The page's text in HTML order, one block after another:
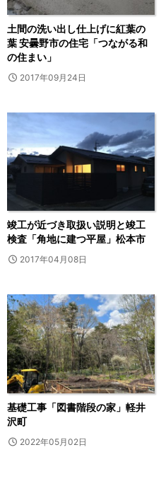
土間の洗い出し仕上げに紅葉の
葉 安曇野市の住宅「つながる和
の住まい」
2017年09月24日
竣工が近づき取扱い説明と竣工
検査「角地に建つ平屋」松本市
2017年04月08日
基礎工事「図書階段の家」軽井
沢町
2022年05月02日